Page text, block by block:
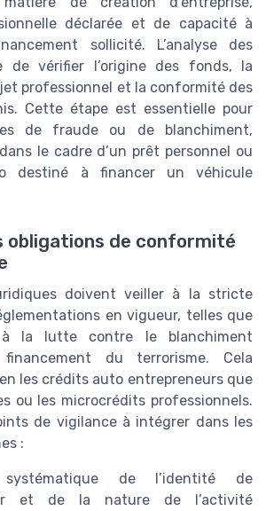
déclarée et de capacité à
sollicité. L’analyse des
de vérifier l’origine des fonds, la
professionnel et la conformité des
Cette étape est essentielle pour
de fraude ou de blanchiment,
le cadre d’un prêt personnel ou
destiné à financer un véhicule
obligations de conformité
doivent veiller à la stricte
en vigueur, telles que
à la lutte contre le blanchiment
du terrorisme. Cela
les crédits auto entrepreneurs que
ou les microcrédits professionnels.
de vigilance à intégrer dans les
:
systématique de l’identité de
et de la nature de l’activité